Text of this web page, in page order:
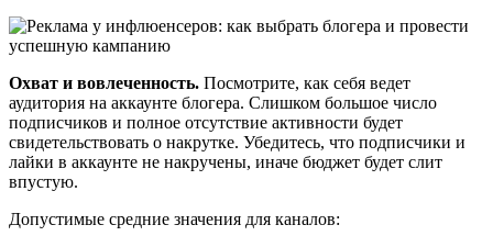
Охват и вовлеченность. Посмотрите, как себя ведет
аудитория на аккаунте блогера. Слишком большое число
подписчиков и полное отсутствие активности будет
свидетельствовать о накрутке. Убедитесь, что подписчики и
лайки в аккаунте не накручены, иначе бюджет будет слит
впустую.
Допустимые средние значения для каналов: